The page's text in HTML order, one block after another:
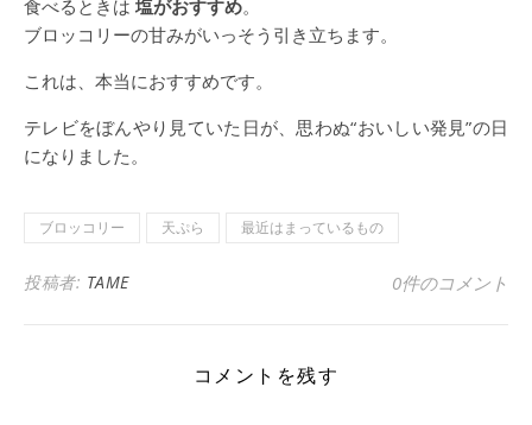
食べるときは 塩がおすすめ。
ブロッコリーの甘みがいっそう引き立ちます。
これは、本当におすすめです。
テレビをぼんやり見ていた日が、思わぬ“おいしい発見”の日
になりました。
ブロッコリー 天ぷら 最近はまっているもの
投稿者: TAME 0件のコメント
コメントを残す